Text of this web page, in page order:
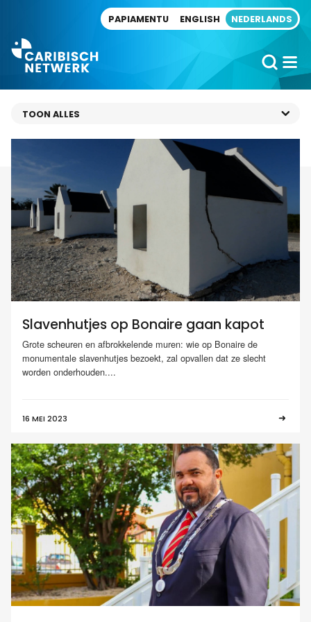
PAPIAMENTU ENGLISH NEDERLANDS
Slavenhutjes op Bonaire gaan kapot
Grote scheuren en afbrokkelende muren: wie op Bonaire de
monumentale slavenhutjes bezoekt, zal opvallen dat ze slecht
worden onderhouden....
16 MEI 2023